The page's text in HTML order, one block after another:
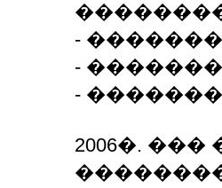
-
-
-
2006�.